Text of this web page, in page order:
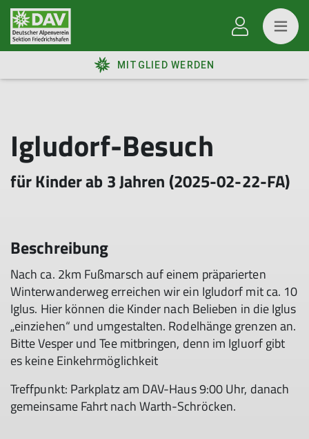
MITGLIED WERDEN
Igludorf-Besuch
für Kinder ab 3 Jahren (2025-02-22-FA)
Beschreibung
Nach ca. 2km Fußmarsch auf einem präparierten
Winterwanderweg erreichen wir ein Igludorf mit ca. 10
Iglus. Hier können die Kinder nach Belieben in die Iglus
„einziehen“ und umgestalten. Rodelhänge grenzen an.
Bitte Vesper und Tee mitbringen, denn im Igluorf gibt
es keine Einkehrmöglichkeit
Treffpunkt: Parkplatz am DAV-Haus 9:00 Uhr, danach
gemeinsame Fahrt nach Warth-Schröcken.